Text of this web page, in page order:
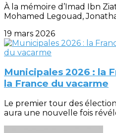
À la mémoire d’Imad Ibn
Mohamed Legouad,
19 mars 2026
Municipales 2026 : la
la France du vacarme
Le premier tour des
aura une nouvelle fois